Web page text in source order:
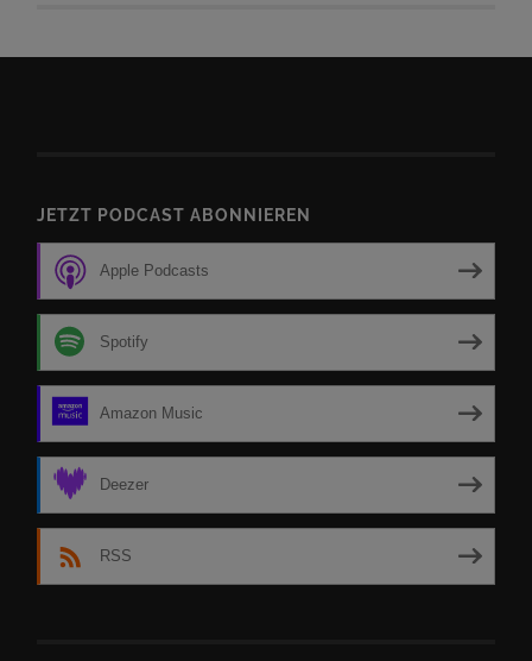
JETZT PODCAST ABONNIEREN
Apple Podcasts
Spotify
Amazon Music
Deezer
RSS